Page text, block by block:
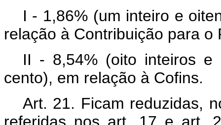
I - 1,86% (um inteiro e
relação à Contribuição para o
II - 8,54% (oito inteiros e
cento), em relação à Cofins.
Art. 21. Ficam reduzidas,